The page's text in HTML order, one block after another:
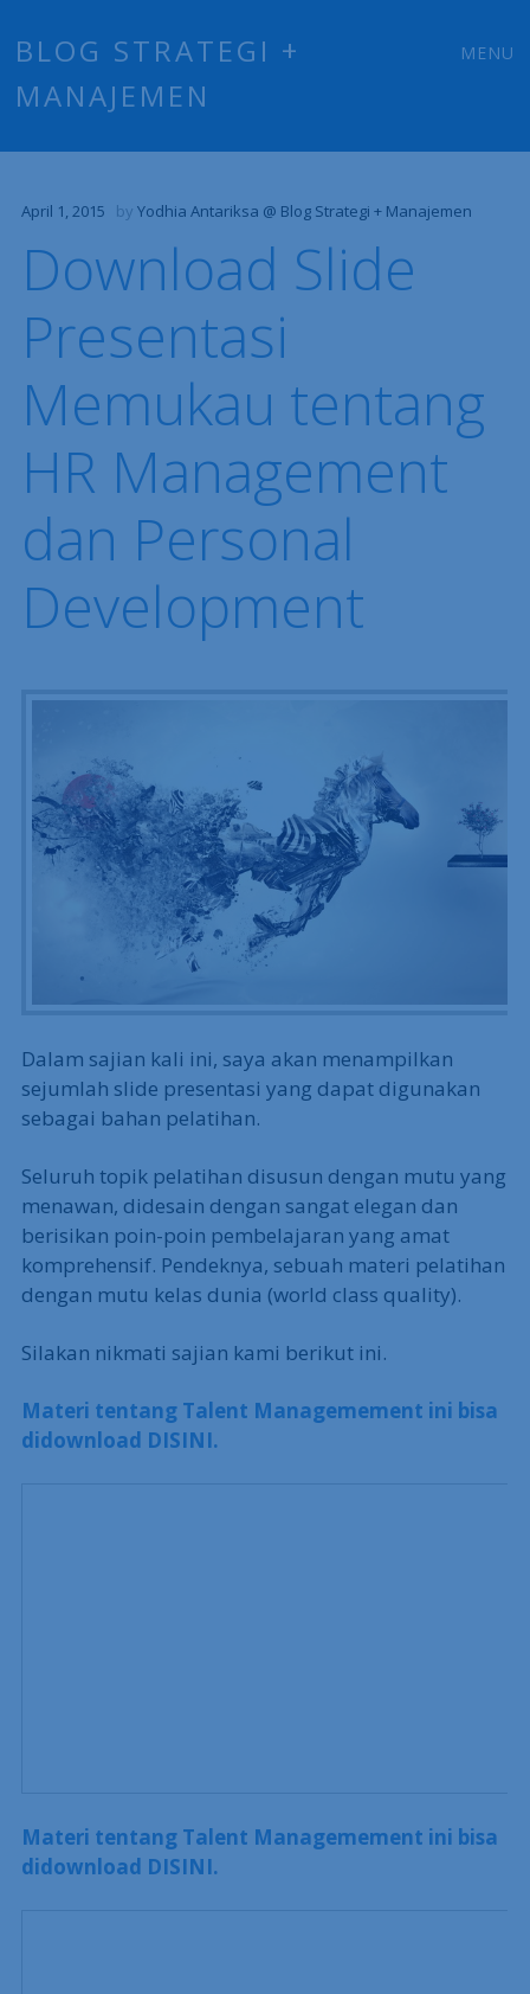
BLOG STRATEGI +
MANAJEMEN
MENU
April 1, 2015 by Yodhia Antariksa @ Blog Strategi + Manajemen
Download Slide
Presentasi
Memukau tentang
HR Management
dan Personal
Development
Dalam sajian kali ini, saya akan menampilkan
sejumlah slide presentasi yang dapat digunakan
sebagai bahan pelatihan.
Seluruh topik pelatihan disusun dengan mutu yang
menawan, didesain dengan sangat elegan dan
berisikan poin-poin pembelajaran yang amat
komprehensif. Pendeknya, sebuah materi pelatihan
dengan mutu kelas dunia (world class quality).
Silakan nikmati sajian kami berikut ini.
Materi tentang Talent Managemement ini bisa
didownload DISINI.
Materi tentang Talent Managemement ini bisa
didownload DISINI.